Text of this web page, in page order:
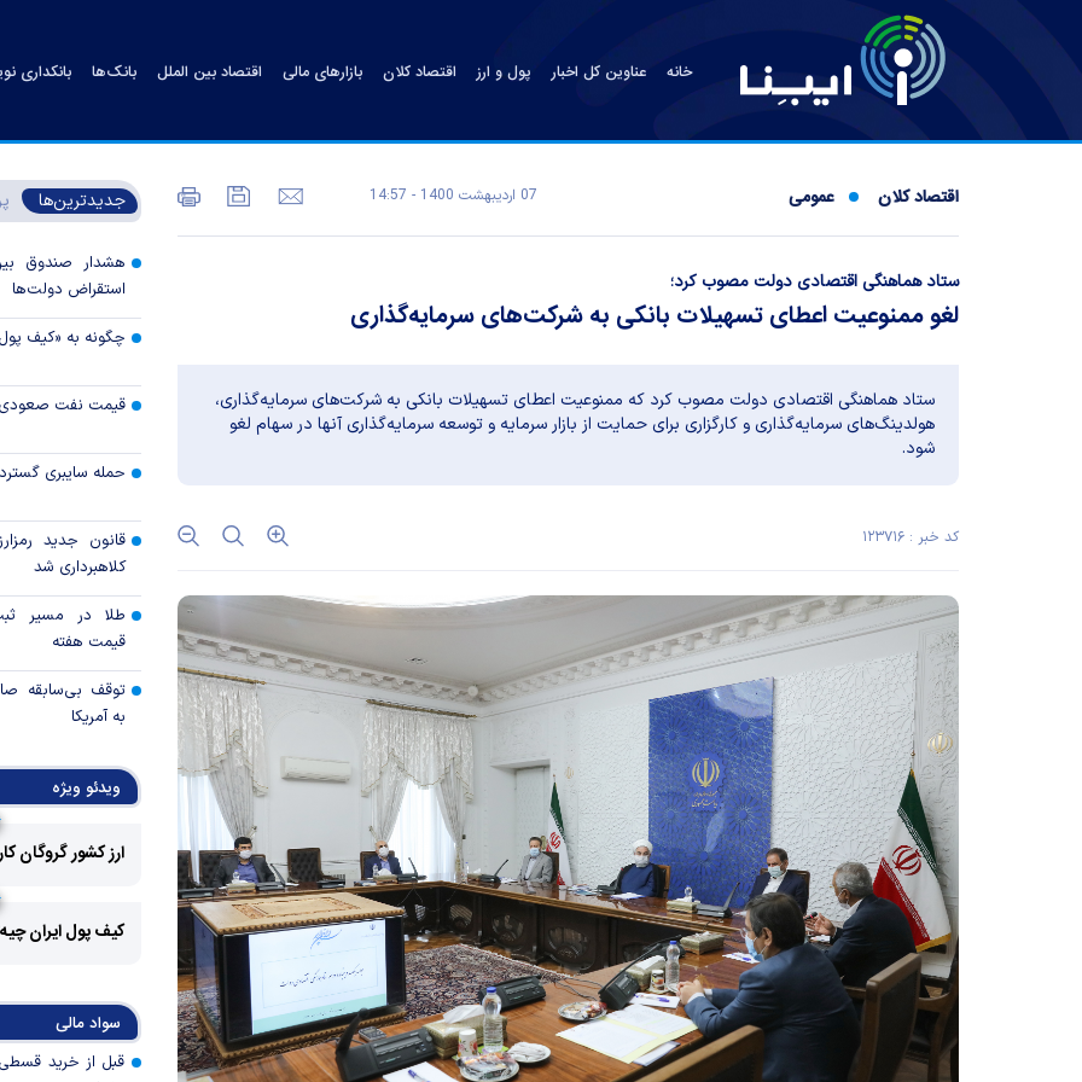
خانه عناوین کل اخبار پول و ارز اقتصاد کلان بازارهای مالی اقتصاد بین الملل بانک‌ها بانکداری
اقتصاد کلان عمومی 07 ارديبهشت 1400 - 14:57
ستاد هماهنگی اقتصادی دولت مصوب کرد؛
لغو ممنوعیت اعطای تسهیلات بانکی به شرکت‌های سرمایه‌گذاری
ستاد هماهنگی اقتصادی دولت مصوب کرد که ممنوعیت اعطای تسهیلات بانکی به شرکت‌های سرمایه‌گذاری،
هولدینگ‌های سرمایه‌گذاری و کارگزاری برای حمایت از بازار سرمایه و توسعه سرمایه‌گذاری آنها در سهام لغو
شود.
کد خبر : ۱۲۳۷۱۶
جدیدترین‌ها
هشدار صندوق
استقراض دولت‌ها
چگونه به «کیف
قیمت نفت صعودی
حمله سایبری
قانون جدید
کلاهبرداری شد
طلا در مسیر
قیمت هفته
توقف بی‌سابقه
به آمریکا
چرا گاز در اروپا
مزیت رقابتی
عوارض هرمز؛
امنیت دریایی به
رویه جدید ارز
جزئیات
تسعیر ارز واردات
ویدئو ویژه
ارز کشور گروگان
کیف پول ایران
سواد مالی